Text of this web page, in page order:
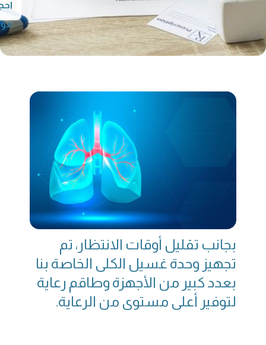
بجانب تقليل أوقات الانتظار، تم
تجهيز وحدة غسيل الكلى الخاصة بنا
بعدد كبير من الأجهزة وطاقم رعاية
لتوفير أعلى مستوى من الرعاية.